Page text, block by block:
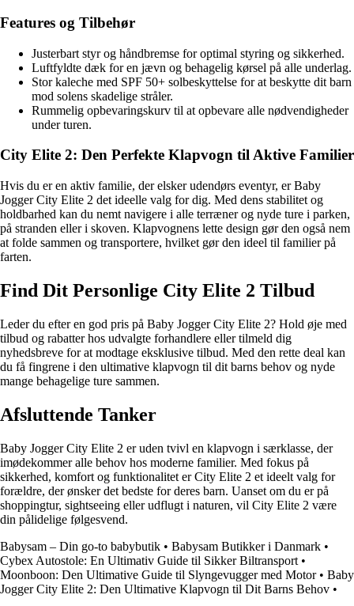
Features og Tilbehør
Justerbart styr og håndbremse for optimal styring og sikkerhed.
Luftfyldte dæk for en jævn og behagelig kørsel på alle underlag.
Stor kaleche med SPF 50+ solbeskyttelse for at beskytte dit barn
mod solens skadelige stråler.
Rummelig opbevaringskurv til at opbevare alle nødvendigheder
under turen.
City Elite 2: Den Perfekte Klapvogn til Aktive Familier
Hvis du er en aktiv familie, der elsker udendørs eventyr, er Baby
Jogger City Elite 2 det ideelle valg for dig. Med dens stabilitet og
holdbarhed kan du nemt navigere i alle terræner og nyde ture i parken,
på stranden eller i skoven. Klapvognens lette design gør den også nem
at folde sammen og transportere, hvilket gør den ideel til familier på
farten.
Find Dit Personlige City Elite 2 Tilbud
Leder du efter en god pris på Baby Jogger City Elite 2? Hold øje med
tilbud og rabatter hos udvalgte forhandlere eller tilmeld dig
nyhedsbreve for at modtage eksklusive tilbud. Med den rette deal kan
du få fingrene i den ultimative klapvogn til dit barns behov og nyde
mange behagelige ture sammen.
Afsluttende Tanker
Baby Jogger City Elite 2 er uden tvivl en klapvogn i særklasse, der
imødekommer alle behov hos moderne familier. Med fokus på
sikkerhed, komfort og funktionalitet er City Elite 2 et ideelt valg for
forældre, der ønsker det bedste for deres barn. Uanset om du er på
shoppingtur, sightseeing eller udflugt i naturen, vil City Elite 2 være
din pålidelige følgesvend.
Babysam – Din go-to babybutik • Babysam Butikker i Danmark •
Cybex Autostole: En Ultimativ Guide til Sikker Biltransport •
Moonboon: Den Ultimative Guide til Slyngevugger med Motor• Baby
Jogger City Elite 2: Den Ultimative Klapvogn til Dit Barns Behov •